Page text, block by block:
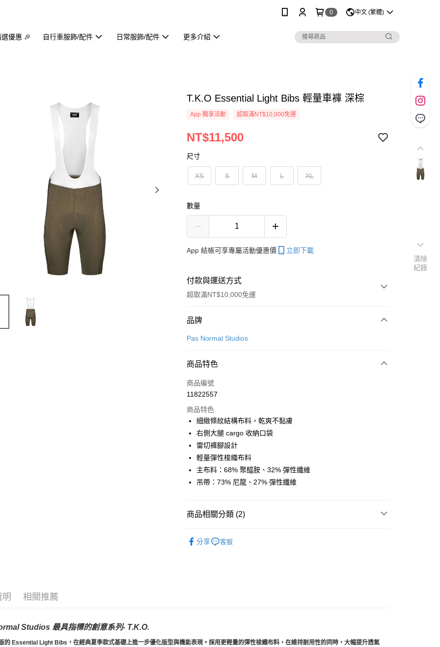
0 中文 (繁體)
優惠 🎉 自行車服飾/配件 日常服飾/配件 更多介紹
T.K.O Essential Light Bibs 輕量車褲 深棕
App 獨享活動 超取滿NT$10,000免運
NT$11,500
尺寸
XS S M L XL
數量
App 結帳可享專屬活動優惠價 立即下載
付款與運送方式
超取滿NT$10,000免運
付款方式
信用卡一次付款
Apple Pay
Google Pay
運送方式
全家店到店
每筆NT$80，滿NT$10,000(含以上)免運費
每筆NT$80，滿NT$10,000(含以上)免運費
品牌
Pas Normal Studios
商品特色
商品編號
11822557
商品特色
細緻條紋結構布料，乾爽不黏膚
右側大腿 cargo 收納口袋
雷切褲腳設計
輕量彈性梭織布料
主布料：68% 聚醯胺、32% 彈性纖維
吊帶：73% 尼龍、27% 彈性纖維
商品相關分類 (2)
分享 客服
明 相關推薦
Studios 最具指標的創意系列- T.K.O.
的 Essential Light Bibs，在經典夏季款式基礎上進一步優化版型與機能表現。採用更輕量的彈性梭織布料，在維持耐用性的同時，大幅提升透氣
清除
紀錄